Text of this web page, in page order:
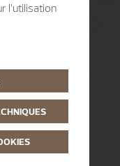
l’utilisation